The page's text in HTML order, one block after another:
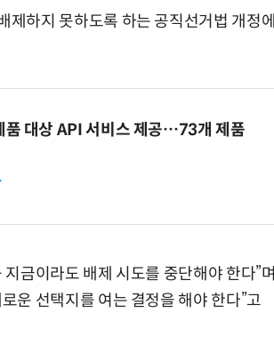
하지 못하도록 하는 공직선거법 개정에
품 대상 API 서비스 제공…73개 제품
금이라도 배제 시도를 중단해야 한다”며
운 선택지를 여는 결정을 해야 한다”고